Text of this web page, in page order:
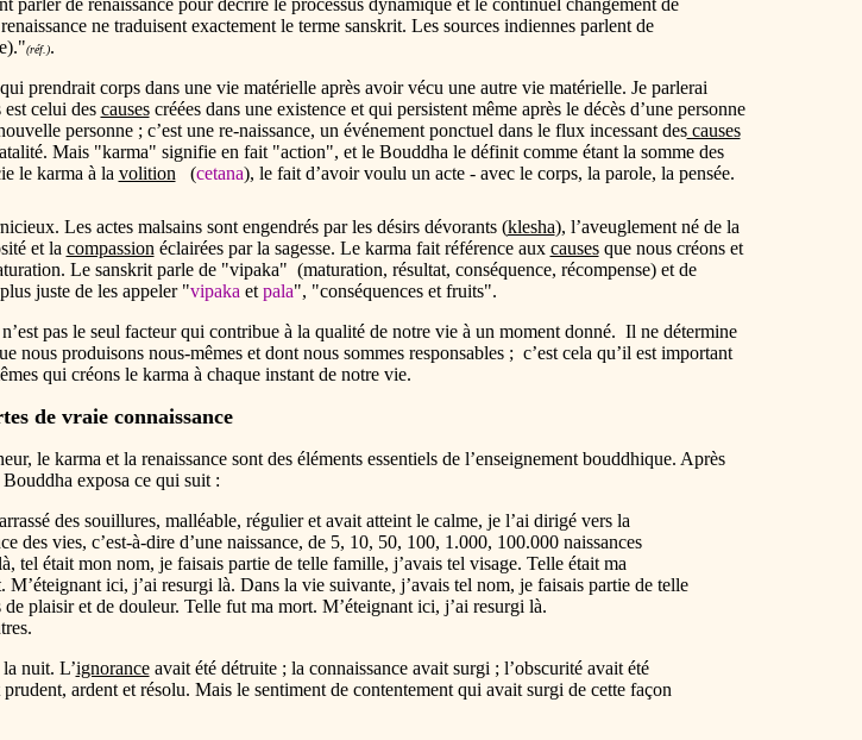
de renaissance pour décrire le processus dynamique et le continuel changement de
ne traduisent exactement le terme sanskrit. Les sources indiennes parlent de
(réf.).
prendrait corps dans une vie matérielle après avoir vécu une autre vie matérielle. Je parlerai
est celui des causescréées dans une existence et qui persistent même après le décès d’une personne
personne ; c’est une re-naissance, un événement ponctuel dans le flux incessant descauses
Mais "karma" signifie en fait "action", et le Bouddha le définit comme étant la somme des
le karma à la volition (cetana), le fait d’avoir voulu un acte - avec le corps, la parole, la pensée.
Les actes malsains sont engendrés par les désirs dévorants (klesha), l’aveuglement né de la
et la compassion éclairées par la sagesse. Le karma fait référence aux causesque nous créons et
Le sanskrit parle de "vipaka" (maturation, résultat, conséquence, récompense) et de
juste de les appeler "vipaka et pala", "conséquences et fruits".
pas le seul facteur qui contribue à la qualité de notre vie à un moment donné. Il ne détermine
produisons nous-mêmes et dont nous sommes responsables ; c’est cela qu’il est important
qui créons le karma à chaque instant de notre vie.
de vraie connaissance
le karma et la renaissance sont des éléments essentiels de l’enseignement bouddhique. Après
exposa ce qui suit :
des souillures, malléable, régulier et avait atteint le calme, je l’ai dirigé vers la
des vies, c’est-à-dire d’une naissance, de 5, 10, 50, 100, 1.000, 100.000 naissances
tel était mon nom, je faisais partie de telle famille, j’avais tel visage. Telle était ma
ici, j’ai resurgi là. Dans la vie suivante, j’avais tel nom, je faisais partie de telle
plaisir et de douleur. Telle fut ma mort. M’éteignant ici, j’ai resurgi là.
nuit. L’ignoranceavait été détruite ; la connaissance avait surgi ; l’obscurité avait été
ardent et résolu. Mais le sentiment de contentement qui avait surgi de cette façon